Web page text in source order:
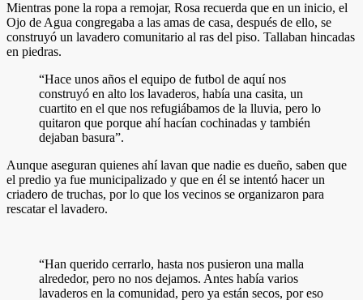
Mientras pone la ropa a remojar, Rosa recuerda que en un inicio, el
Ojo de Agua congregaba a las amas de casa, después de ello, se
construyó un lavadero comunitario al ras del piso. Tallaban hincadas
en piedras.
“Hace unos años el equipo de futbol de aquí nos
construyó en alto los lavaderos, había una casita, un
cuartito en el que nos refugiábamos de la lluvia, pero lo
quitaron que porque ahí hacían cochinadas y también
dejaban basura”.
Aunque aseguran quienes ahí lavan que nadie es dueño, saben que
el predio ya fue municipalizado y que en él se intentó hacer un
criadero de truchas, por lo que los vecinos se organizaron para
rescatar el lavadero.
“Han querido cerrarlo, hasta nos pusieron una malla
alrededor, pero no nos dejamos. Antes había varios
lavaderos en la comunidad, pero ya están secos, por eso